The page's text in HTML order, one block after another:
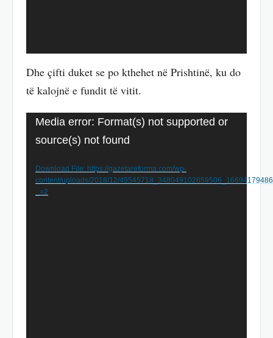
Dhe çifti duket se po kthehet në Prishtinë, ku do
të kalojnë e fundit të vitit.
Video
Player
Media error: Format(s) not supported or
source(s) not found
Download File: https://gazetareforma.com/wp-
content/uploads/2018/12/
_=2